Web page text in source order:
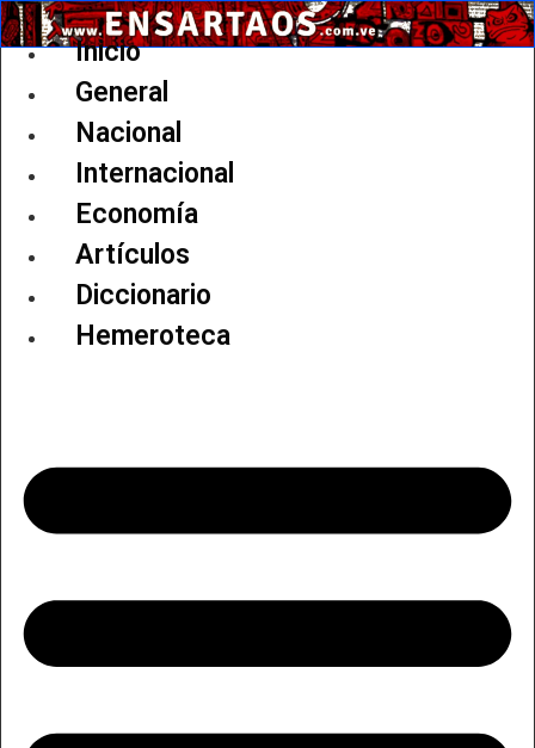
Ir
al
Inicio
General
Nacional
Internacional
Economía
Artículos
Diccionario
Hemeroteca